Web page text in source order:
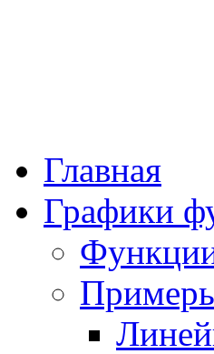
Главная
Графики